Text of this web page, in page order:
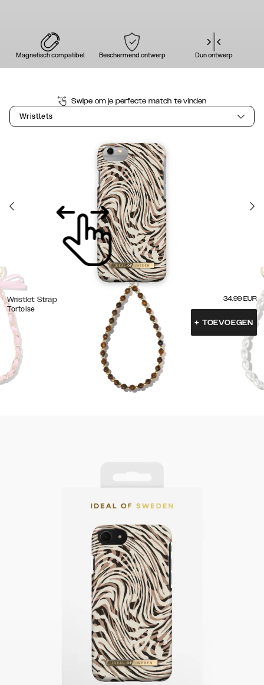
Magnetisch compatibel Beschermend ontwerp Dun ontwerp
Swipe om je perfecte match te vinden
Wristlets
Wristlet Strap
Tortoise
34.99 EUR
+ TOEVOEGEN